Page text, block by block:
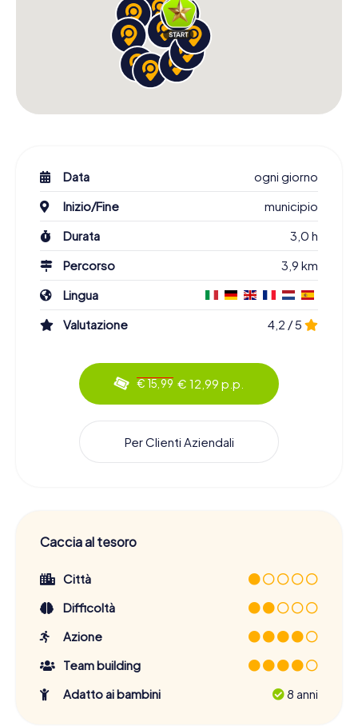
Data
ogni giorno
Inizio/Fine
municipio
Durata
3,0 h
Percorso
3,9 km
Lingua
Valutazione
4,2 / 5
€ 15,99 € 12,99 p.p.
Per Clienti Aziendali
Caccia al tesoro
Città
Difficoltà
Azione
Team building
Adatto ai bambini
8 anni